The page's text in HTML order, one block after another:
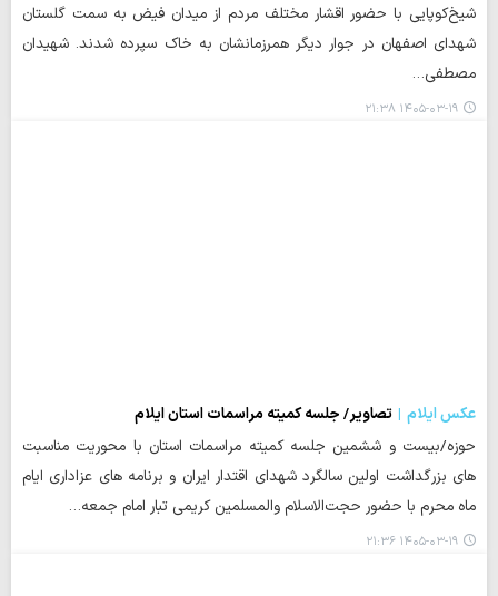
شیخ‌کوپایی با حضور اقشار مختلف مردم از میدان فیض به سمت گلستان
شهدای اصفهان در جوار دیگر همرزمانشان به خاک سپرده شدند. شهیدان
مصطفی…
۱۴۰۵-۰۳-۱۹ ۲۱:۳۸
عکس ایلام
تصاویر/ جلسه کمیته مراسمات استان ایلام
حوزه/بیست و ششمین جلسه کمیته مراسمات استان با محوریت مناسبت
های بزرگداشت اولین سالگرد شهدای اقتدار ایران و برنامه های عزاداری ایام
ماه محرم با حضور حجت‌الاسلام والمسلمین کریمی تبار امام جمعه…
۱۴۰۵-۰۳-۱۹ ۲۱:۳۶